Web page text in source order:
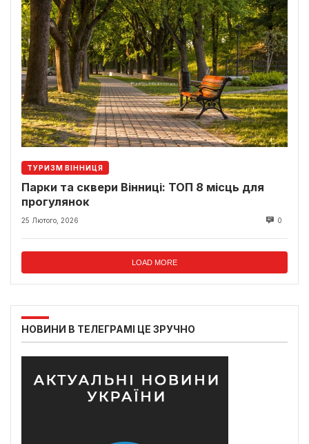
ТУРИЗМ ВІННИЦЯ
Парки та сквери Вінниці: ТОП 8 місць для
прогулянок
25 Лютого, 2026 0
LOAD MORE
НОВИНИ В ТЕЛЕГРАМІ ЦЕ ЗРУЧНО